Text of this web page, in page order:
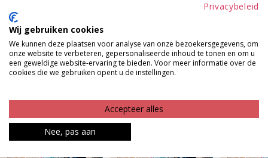
vakantiedorp. Geweldig toch?!
Product kenmerken
Betaalinformatie
Privacybeleid
Wij gebruiken cookies
We kunnen deze plaatsen voor analyse van onze bezoekersgegevens, om
onze website te verbeteren, gepersonaliseerde inhoud te tonen en om u
een geweldige website-ervaring te bieden. Voor meer informatie over de
cookies die we gebruiken opent u de instellingen.
Accepteer alles
Nee, pas aan